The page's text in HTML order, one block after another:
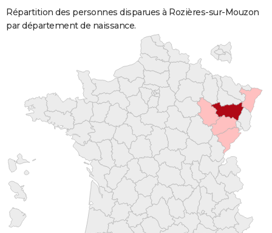
Répartition des personnes disparues à Rozières-sur-Mouzon
par département de naissance.